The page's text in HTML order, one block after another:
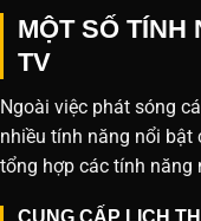
MỘT SỐ TÍNH
TV
Ngoài việc phát sóng
nhiều tính năng nổi
tổng hợp các tính năng
CUNG CẤP LỊCH